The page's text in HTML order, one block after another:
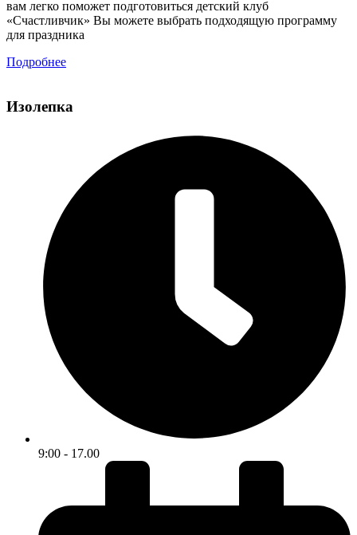
вам легко поможет подготовиться детский клуб
«Счастливчик» Вы можете выбрать подходящую программу
для праздника
Подробнее
Изолепка
9:00 - 17.00